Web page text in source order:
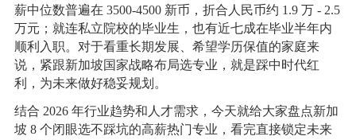
薪中位数普遍在 3500-4500 新币，折合人民币约 1.9 万 - 2.5
万元；就连私立院校的毕业生，也有近七成在毕业半年内
顺利入职。对于看重长期发展、希望学历保值的家庭来
说，紧跟新加坡国家战略布局选专业，就是踩中时代红
利，为未来做好稳妥规划。
结合 2026 年行业趋势和人才需求，今天就给大家盘点新加
坡 8 个闭眼选不踩坑的高薪热门专业，看完直接锁定未来